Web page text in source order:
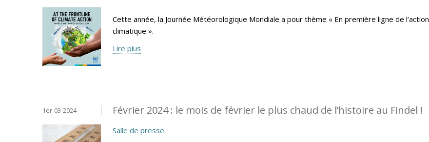
Cette année, la Journée Météorologique Mondiale a pour thème « En première ligne de l’action
climatique ».
Lire plus
Février 2024 : le mois de février le plus chaud de l’histoire au Findel !
1er-03-2024
Salle de presse